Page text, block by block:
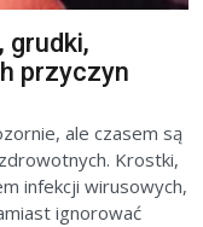
grudki,
przyczyn
ale czasem są
Krostki,
infekcji wirusowych,
ignorować